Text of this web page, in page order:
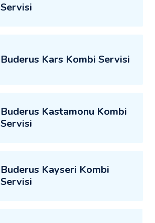
Servisi
Buderus Kars Kombi Servisi
Buderus Kastamonu Kombi
Servisi
Buderus Kayseri Kombi
Servisi